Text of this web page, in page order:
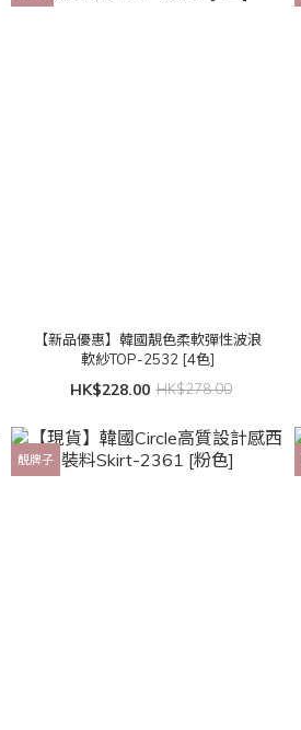
【新品優惠】韓國靚色柔軟彈性波浪
軟紗TOP-2532 [4色]
HK$228.00 HK$278.00
靚牌子